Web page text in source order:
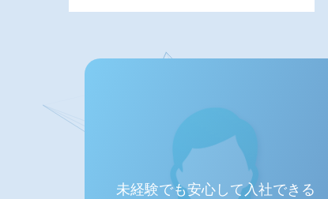
未経験でも安心して入社できる